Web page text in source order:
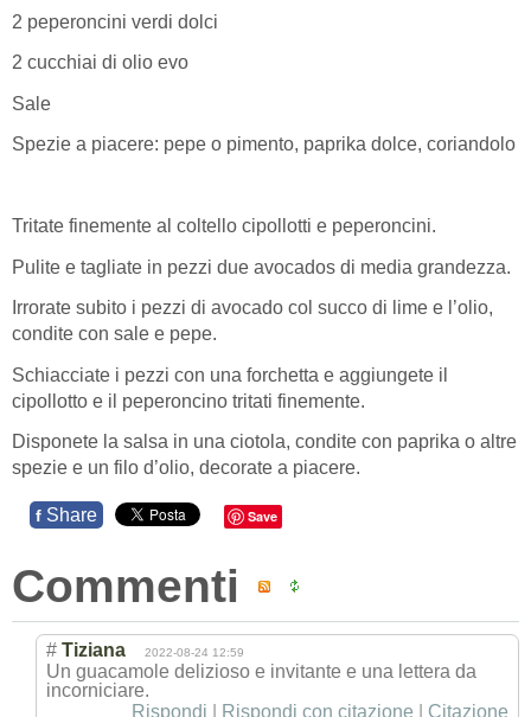
2 peperoncini verdi dolci
2 cucchiai di olio evo
Sale
Spezie a piacere: pepe o pimento, paprika dolce, coriandolo
Tritate finemente al coltello cipollotti e peperoncini.
Pulite e tagliate in pezzi due avocados di media grandezza.
Irrorate subito i pezzi di avocado col succo di lime e l’olio,
condite con sale e pepe.
Schiacciate i pezzi con una forchetta e aggiungete il
cipollotto e il peperoncino tritati finemente.
Disponete la salsa in una ciotola, condite con paprika o altre
spezie e un filo d’olio, decorate a piacere.
f Share Save
Commenti
# Tiziana 2022-08-24 12:59
Un guacamole delizioso e invitante e una lettera da
incorniciare.
Rispondi
Rispondi con citazione Citazione